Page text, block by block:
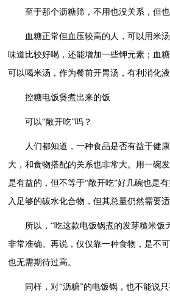
至于那个沥糖筛，不用也没关系，但也
血糖正常但血压较高的人，可以用米
味道比较好喝，还能增加一些钾元素；血
可以喝米汤，作为餐前开胃汤，有利消化液
控糖电饭煲煮出来的饭
可以“敞开吃”吗？
人们都知道，一种食品是否有益于健
大，和食物搭配的关系也非常大。用一碗
是有益的，但不等于“敞开吃”好几碗也是
入足够的碳水化合物，但其总量仍然需要适
所以，“吃这款电饭锅煮的发芽糙米饭
非常准确。再说，仅仅靠一种食物，是不
也无需期待过高。
同样，对“沥糖”的电饭锅，也不能说